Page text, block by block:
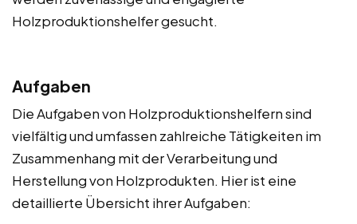
Holzproduktionshelfer gesucht.
Aufgaben
Die Aufgaben von Holzproduktionshelfern sind
vielfältig und umfassen zahlreiche Tätigkeiten im
Zusammenhang mit der Verarbeitung und
Herstellung von Holzprodukten. Hier ist eine
detaillierte Übersicht ihrer Aufgaben: